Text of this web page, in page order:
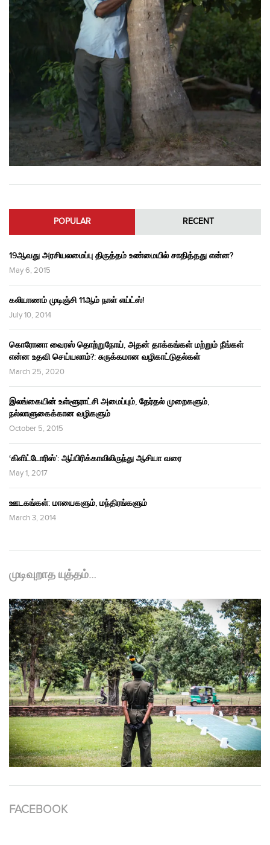
POPULAR RECENT
19ஆவது அரசியலமைப்பு திருத்தம் உண்மையில் சாதித்தது என்ன?
May 6, 2015
கலியாணம் முடிஞ்சி 11ஆம் நாள் எய்ட்ஸ்!
July 10, 2014
கொரோனா வைரஸ் தொற்றுநோய், அதன் தாக்கங்கள் மற்றும் நீங்கள்
என்ன உதவி செய்யலாம்?: சுருக்கமான வழிகாட்டுதல்கள்
March 25, 2020
இலங்கையின் உள்ளூராட்சி அமைப்பும், தேர்தல் முறைகளும்,
நல்லாளுகைக்கான வழிகளும்
October 5, 2015
‘கிளிட்டோரிஸ்’: ஆப்பிரிக்காவிலிருந்து ஆசியா வரை
May 1, 2017
ஊடகங்கள்: மாயைகளும், மந்திரங்களும்
March 3, 2014
முடிவுறாத யுத்தம்…
FACEBOOK